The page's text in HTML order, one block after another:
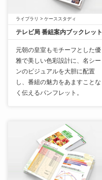
ライブラリ > ケーススタディ
テレビ局 番組案内ブックレット
元朝の皇室もモチーフとした優
雅で美しい色彩設計に、名シー
ンのビジュアルを大胆に配置
し、番組の魅力をあますことな
く伝えるパンフレット。